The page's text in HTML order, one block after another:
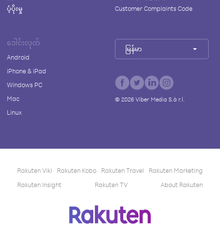
ပံ့ပိုးမှု
Customer Complaints Code
ဒေါင်းလုတ်
Android
iPhone & iPad
Windows PC
Mac
Linux
မြန်မာ
© 2026Viber Media S.à r.l.
Rakuten Viki Rakuten Kobo Rakuten Travel
Rakuten Marketing
Rakuten Insight
Rakuten TV About Rakuten